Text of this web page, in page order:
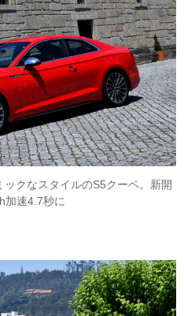
クなスタイルのS5クーペ。新開
加速4.7秒に